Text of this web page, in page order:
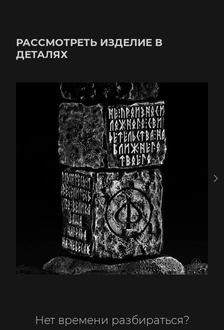
РАССМОТРЕТЬ ИЗДЕЛИЕ В
ДЕТАЛЯХ
Нет времени разбираться?